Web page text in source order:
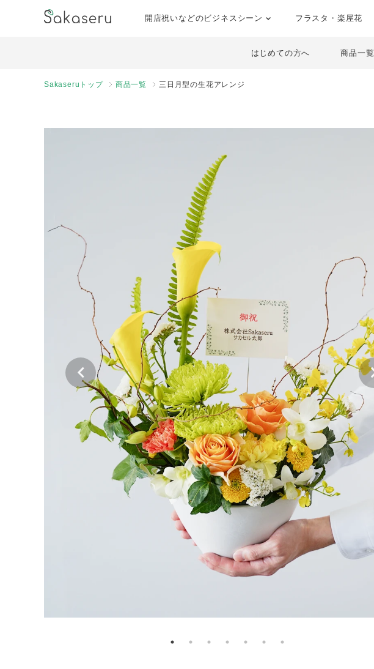
開店祝いなどのビジネスシーン フラスタ・楽屋花
はじめての方へ 商品一覧
Sakaseruトップ 商品一覧 三日月型の生花アレンジ